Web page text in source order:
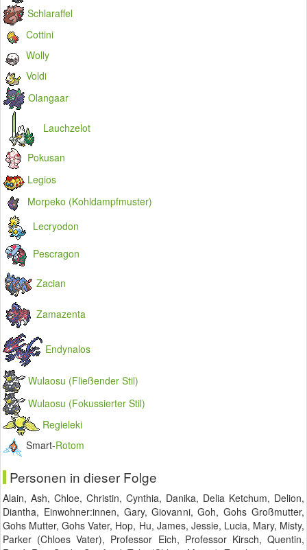
Schlaraffel
Cottini
Wolly
Voldi
Olangaar
Lauchzelot
Pokusan
Legios
Morpeko (Kohldampfmuster)
Lecryodon
Pescragon
Zacian
Zamazenta
Endynalos
Wulaosu (Fließender Stil)
Wulaosu (Fokussierter Stil)
Regieleki
Smart-Rotom
Personen in dieser Folge
Alain, Ash, Chloe, Christin, Cynthia, Danika, Delia Ketchum, Delion,
Diantha, Einwohner:innen, Gary, Giovanni, Goh, Gohs Großmutter,
Gohs Mutter, Gohs Vater, Hop, Hu, James, Jessie, Lucia, Mary, Misty,
Parker (Chloes Vater), Professor Eich, Professor Kirsch, Quentin,